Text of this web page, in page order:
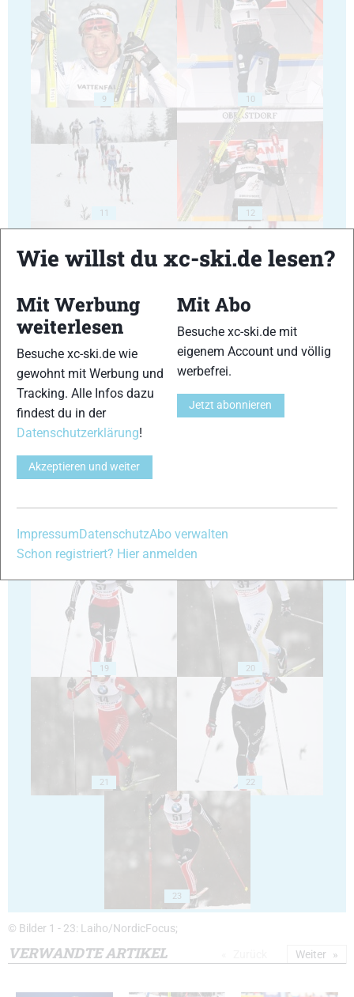
9 10
11 12
13 14
15
17
19 20
21 22
23
© Bilder 1 - 23: Laiho/NordicFocus;
VERWANDTE ARTIKEL Weiter
Wie willst du xc-ski.de lesen?
Mit Werbung
weiterlesen
Besuche xc-ski.de wie
gewohnt mit Werbung und
Tracking. Alle Infos dazu
findest du in der
Datenschutzerklärung!
Akzeptieren und weiter
Mit Abo
Besuche xc-ski.de mit
eigenem Account und völlig
werbefrei.
Jetzt abonnieren
Impressum DatenschutzAbo verwalten
Schon registriert? Hier anmelden